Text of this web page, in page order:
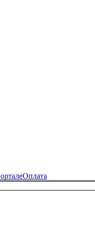
Оплата